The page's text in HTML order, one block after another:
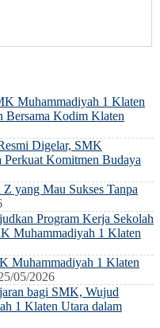
Muhammadiyah 1 Klaten
Bersama Kodim Klaten
Digelar, SMK
Komitmen Budaya
yang Mau Sukses Tanpa
Program Kerja Sekolah
Muhammadiyah 1 Klaten
Muhammadiyah 1 Klaten
05/2026
bagi SMK, Wujud
1 Klaten Utara dalam